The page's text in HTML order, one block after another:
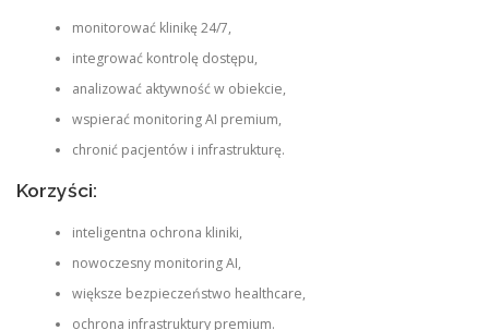
monitorować klinikę 24/7,
integrować kontrolę dostępu,
analizować aktywność w obiekcie,
wspierać monitoring AI premium,
chronić pacjentów i infrastrukturę.
Korzyści:
inteligentna ochrona kliniki,
nowoczesny monitoring AI,
większe bezpieczeństwo healthcare,
ochrona infrastruktury premium.